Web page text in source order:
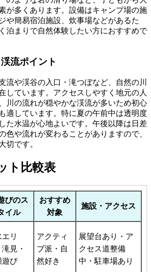
が多くあります。設備はキャンプ場の施
や簡易宿泊施設、炊事場などがあるた
泊まりで自然体験したい方におすすめで
流ポイント
流や渓谷の入口・滝つぼなど、自然の川
しています。アクセスしやすく地元の人
川の流れが穏やかな渓流が多いため初心
適しています。特に夏の午前中は透明度
た水温が心地よいです。午後以降は日差
色や流れが変わることがありますので、
切です。
ト比較表
びのス
イル
おすすめ
対象
施設・アクセス
リ
見・
遊び
アクティ
ブ派・自
然好き
展望台あり・ア
クセス道整備
中・駐車場あり